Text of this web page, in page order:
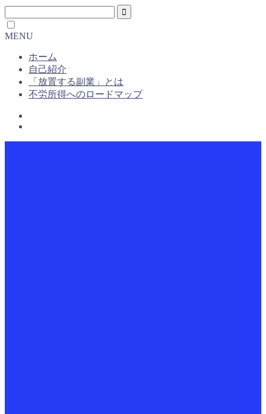
MENU
ホーム
自己紹介
「放置する副業」とは
不労所得へのロードマップ